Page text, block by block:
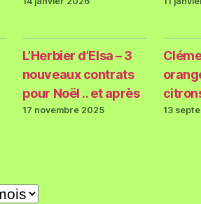
L’Herbier d’Elsa – 3
nouveaux contrats
pour Noël .. et après
17 novembre 2025 13